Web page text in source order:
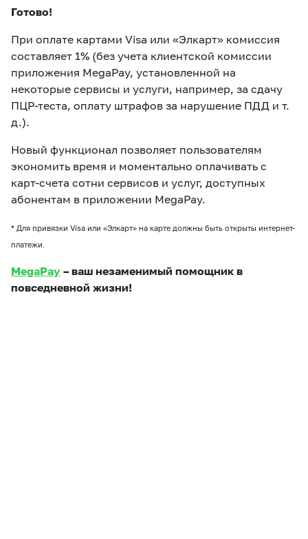
Готово!
При оплате картами Visa или «Элкарт» комиссия
составляет 1% (без учета клиентской комиссии
приложения MegaPay, установленной на
некоторые сервисы и услуги, например, за сдачу
ПЦР-теста, оплату штрафов за нарушение ПДД и т.
д.).
Новый функционал позволяет пользователям
экономить время и моментально оплачивать с
карт-счета сотни сервисов и услуг, доступных
абонентам в приложении MegaPay.
* Для привязки Visa или «Элкарт» на карте должны быть открыты интернет-
платежи.
MegaPay – ваш незаменимый помощник в
повседневной жизни!